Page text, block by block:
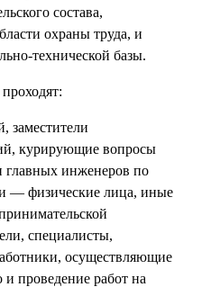
состава,
охраны труда, и
технической базы.
заместители
курирующие вопросы
главных инженеров по
— физические лица, иные
специалисты,
осуществляющие
проведение работ на